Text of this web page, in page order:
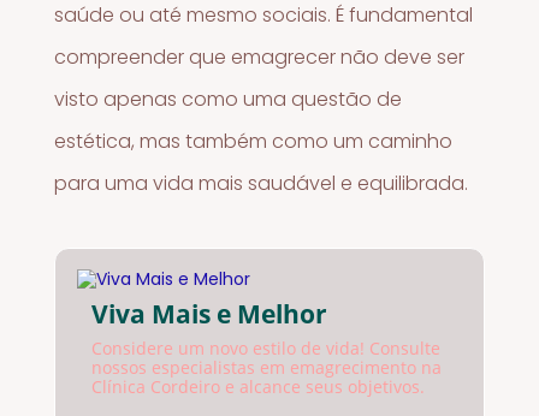
saúde ou até mesmo sociais. É fundamental
compreender que emagrecer não deve ser
visto apenas como uma questão de
estética, mas também como um caminho
para uma vida mais saudável e equilibrada.
Viva Mais e Melhor
Considere um novo estilo de vida! Consulte
nossos especialistas em emagrecimento na
Clínica Cordeiro e alcance seus objetivos.